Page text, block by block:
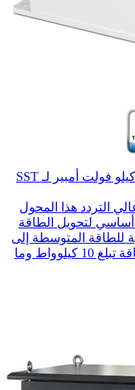
التردد هذا المحول
لتحويل الطاقة
للطاقة المتوسطة إلى
العالية، مع التركيز على مستويات طاقة تبلغ 10 كيلوواط وما